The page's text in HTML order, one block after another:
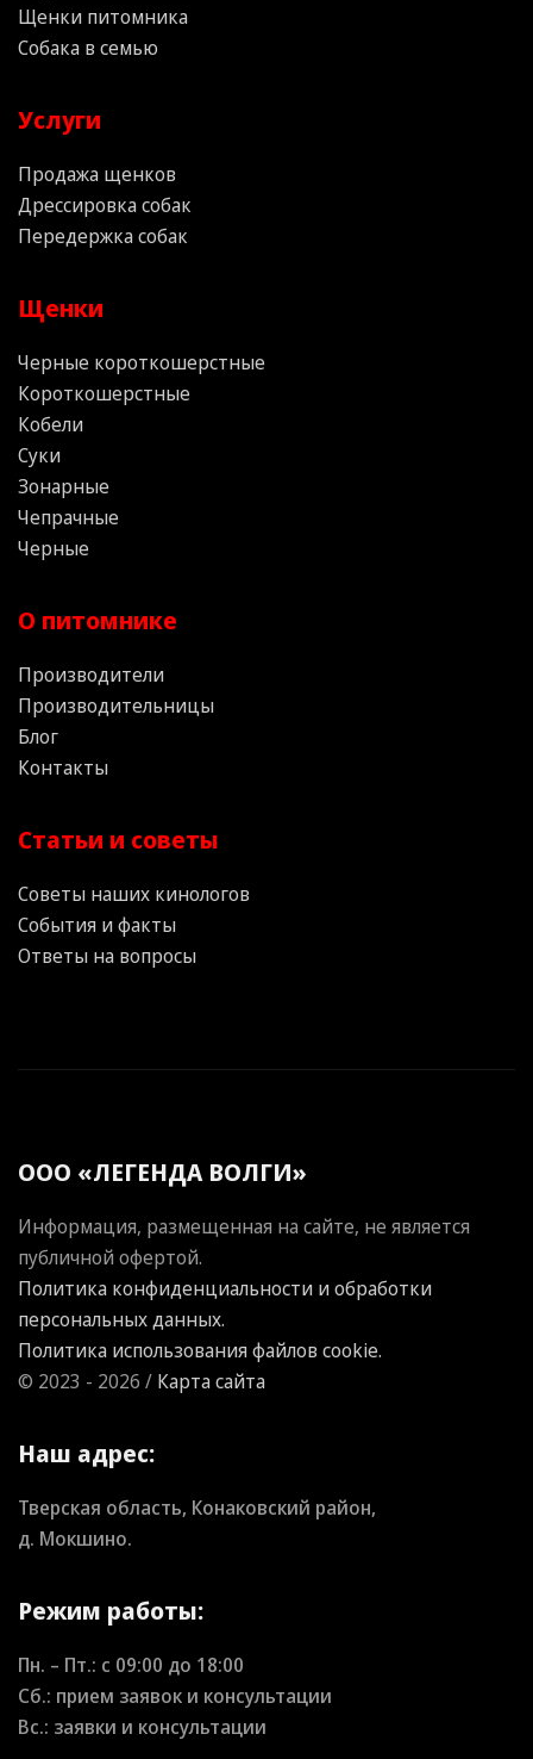
Щенки питомника
Собака в семью
Услуги
Продажа щенков
Дрессировка собак
Передержка собак
Щенки
Черные короткошерстные
Короткошерстные
Кобели
Суки
Зонарные
Чепрачные
Черные
О питомнике
Производители
Производительницы
Блог
Контакты
Статьи и советы
Советы наших кинологов
События и факты
Ответы на вопросы
ООО «ЛЕГЕНДА ВОЛГИ»
Информация, размещенная на сайте, не является
публичной офертой.
Политика конфиденциальности и обработки
персональных данных.
Политика использования файлов cookie.
© 2023 - 2026 / Карта сайта
Наш адрес:
Тверская область, Конаковский район,
д. Мокшино.
Режим работы:
Пн. – Пт.: с 09:00 до 18:00
Сб.: прием заявок и консультации
Вс.: заявки и консультации